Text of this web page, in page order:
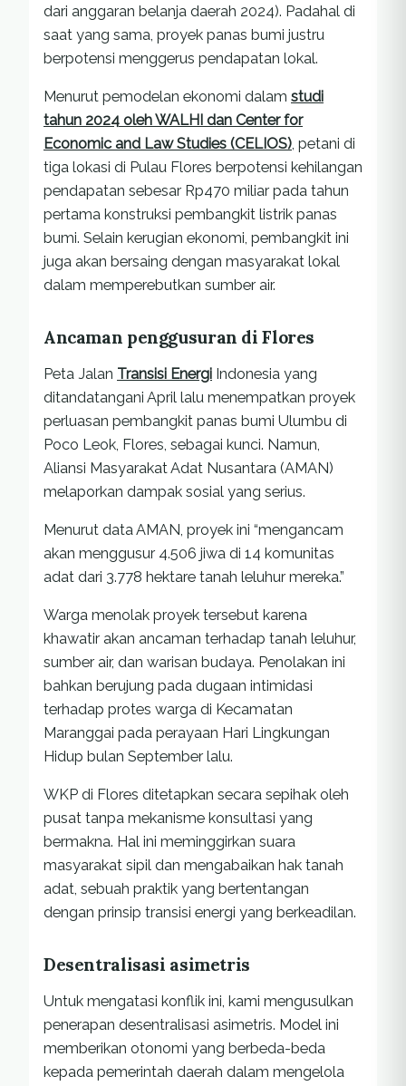
dari anggaran belanja daerah 2024). Padahal di
saat yang sama, proyek panas bumi justru
berpotensi menggerus pendapatan lokal.
Menurut pemodelan ekonomi dalam studi
tahun 2024 oleh WALHI dan Center for
Economic and Law Studies (CELIOS), petani di
tiga lokasi di Pulau Flores berpotensi kehilangan
pendapatan sebesar Rp470 miliar pada tahun
pertama konstruksi pembangkit listrik panas
bumi. Selain kerugian ekonomi, pembangkit ini
juga akan bersaing dengan masyarakat lokal
dalam memperebutkan sumber air.
Ancaman penggusuran di Flores
Peta Jalan Transisi Energi Indonesia yang
ditandatangani April lalu menempatkan proyek
perluasan pembangkit panas bumi Ulumbu di
Poco Leok, Flores, sebagai kunci. Namun,
Aliansi Masyarakat Adat Nusantara (AMAN)
melaporkan dampak sosial yang serius.
Menurut data AMAN, proyek ini “mengancam
akan menggusur 4.506 jiwa di 14 komunitas
adat dari 3.778 hektare tanah leluhur mereka.”
Warga menolak proyek tersebut karena
khawatir akan ancaman terhadap tanah leluhur,
sumber air, dan warisan budaya. Penolakan ini
bahkan berujung pada dugaan intimidasi
terhadap protes warga di Kecamatan
Maranggai pada perayaan Hari Lingkungan
Hidup bulan September lalu.
WKP di Flores ditetapkan secara sepihak oleh
pusat tanpa mekanisme konsultasi yang
bermakna. Hal ini meminggirkan suara
masyarakat sipil dan mengabaikan hak tanah
adat, sebuah praktik yang bertentangan
dengan prinsip transisi energi yang berkeadilan.
Desentralisasi asimetris
Untuk mengatasi konflik ini, kami mengusulkan
penerapan desentralisasi asimetris. Model ini
memberikan otonomi yang berbeda-beda
kepada pemerintah daerah dalam mengelola